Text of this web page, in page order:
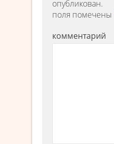
опубликован.
поля помечены
комментарий